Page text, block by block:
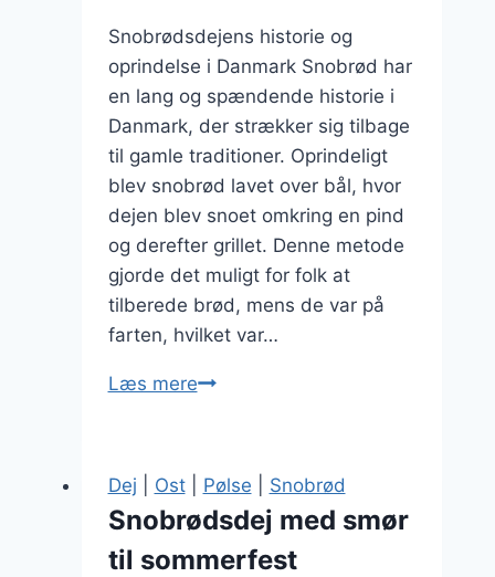
Snobrødsdejens historie og
oprindelse i Danmark Snobrød har
en lang og spændende historie i
Danmark, der strækker sig tilbage
til gamle traditioner. Oprindeligt
blev snobrød lavet over bål, hvor
dejen blev snoet omkring en pind
og derefter grillet. Denne metode
gjorde det muligt for folk at
tilberede brød, mens de var på
farten, hvilket var…
Læs mereSnobrødsdej
sprøde
lækkerier
Dej Ost| Pølse Snobrød
Snobrødsdej med smør
til sommerfest